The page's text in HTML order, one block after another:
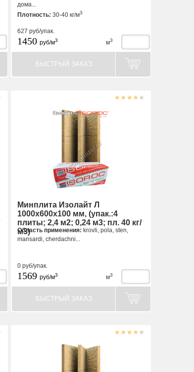
дома...
Плотность: 30-40 кг/м3
627руб/упак.
1450руб/м3 м3
БЫСТРЫЙ ЗАКАЗ
Минплита Изолайт Л
1000х600х100 мм, (упак.:4
плиты; 2,4 м2; 0,24 м3; пл. 40 кг/
м3)
Область применения: krovli, pola, sten,
mansardi, cherdachni...
0руб/упак.
1569руб/м3 м3
БЫСТРЫЙ ЗАКАЗ